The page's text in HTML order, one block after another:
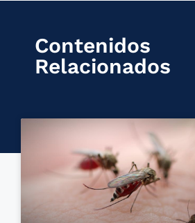
Contenidos
Relacionados